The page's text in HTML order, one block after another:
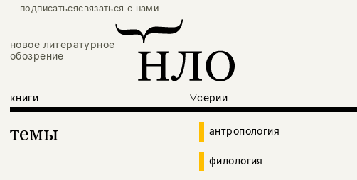
подписатьсясвязаться с нами
новое литературное
обозрение
книги серии
темы антропология
филология